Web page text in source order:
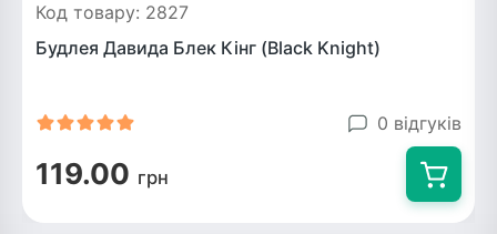
Код товару: 2827
Будлея Давида Блек Кінг (Black Knight)
0 відгуків
119.00 грн